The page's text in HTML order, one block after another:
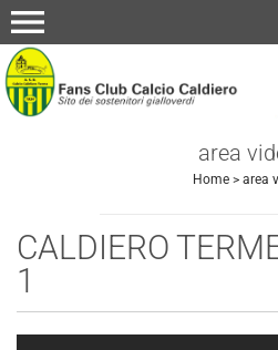
menu
area
Home> area
CALDIERO
1